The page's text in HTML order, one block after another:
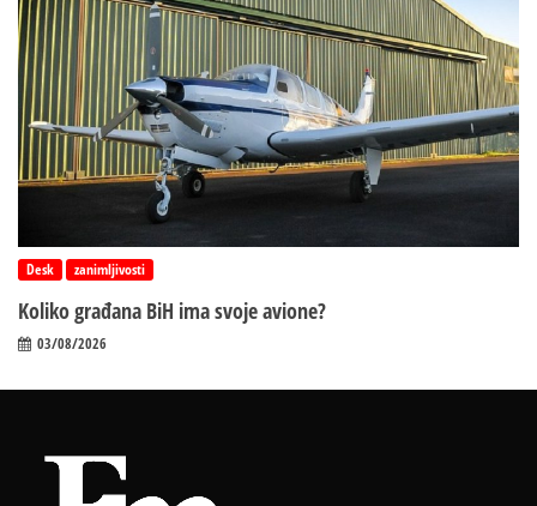
Desk zanimljivosti
Koliko građana BiH ima svoje avione?
03/08/2026